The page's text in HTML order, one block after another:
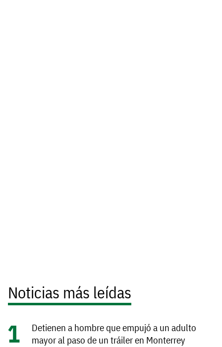
Noticias más leídas
Detienen a hombre que empujó a un adulto
mayor al paso de un tráiler en Monterrey